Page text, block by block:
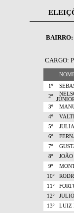
BAIRRO:
CARGO:
1º
2º
3º
4º
5º
6º
7º
8º
9º
10º
11º
12º
13º
LUIZ